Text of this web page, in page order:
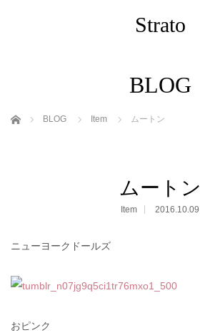
Strato
BLOG
ホーム BLOG Item ムートン
ムートン
Item 2016.10.09
ニューヨークドールズ
おピンク